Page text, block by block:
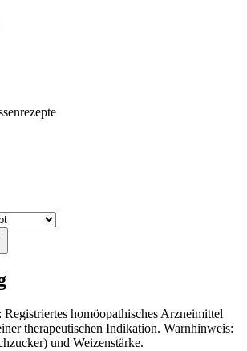
homöopathisches Arzneimittel
therapeutischen Indikation. Warnhinweis:
und Weizenstärke.